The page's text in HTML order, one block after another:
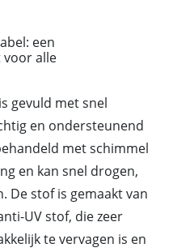
een
voor alle
gevuld met snel
en ondersteunend
met schimmel
en kan snel drogen,
De stof is gemaakt van
UV stof, die zeer
te vervagen is en